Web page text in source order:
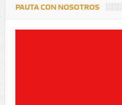
PAUTA CON NOSOTROS